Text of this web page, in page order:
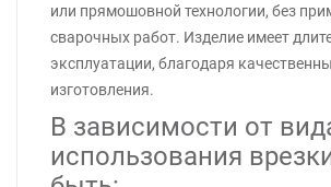
или прямошовной технологии, без
сварочных работ. Изделие имеет
эксплуатации, благодаря
изготовления.
В зависимости от
использования